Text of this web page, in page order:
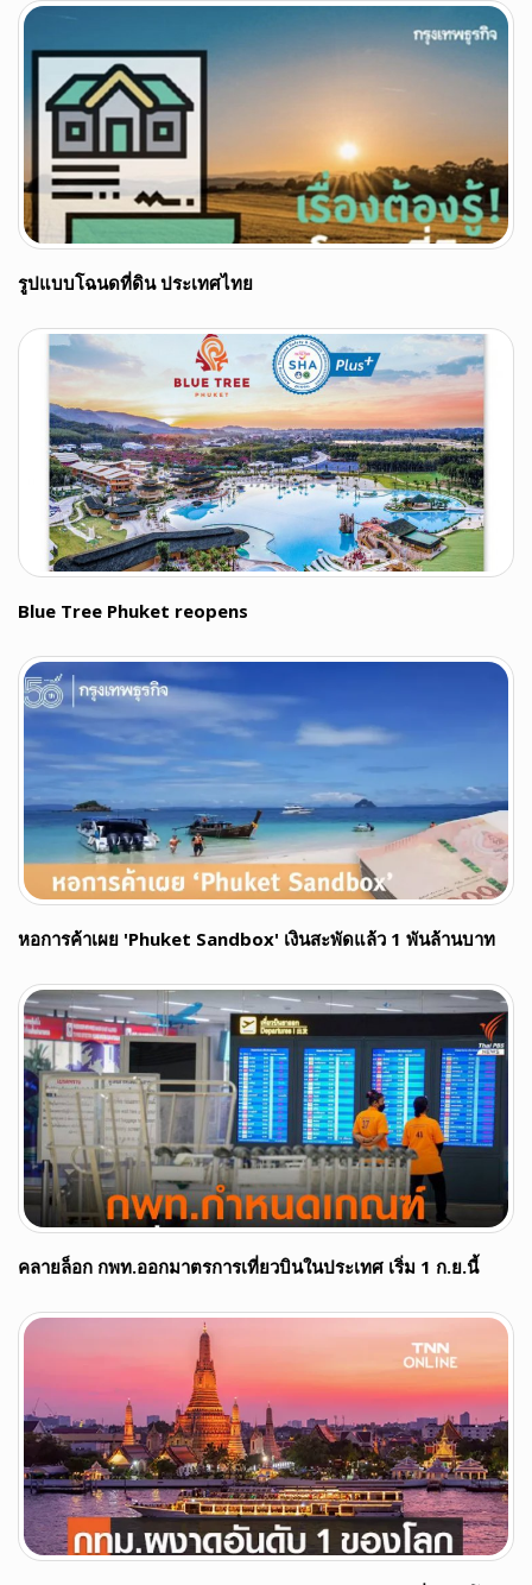
รูปแบบโฉนดที่ดิน ประเทศไทย
Blue Tree Phuket reopens
หอการค้าเผย 'Phuket Sandbox' เงินสะพัดแล้ว 1 พันล้านบาท
คลายล็อก กพท.ออกมาตรการเที่ยวบินในประเทศ เริ่ม 1 ก.ย.นี้